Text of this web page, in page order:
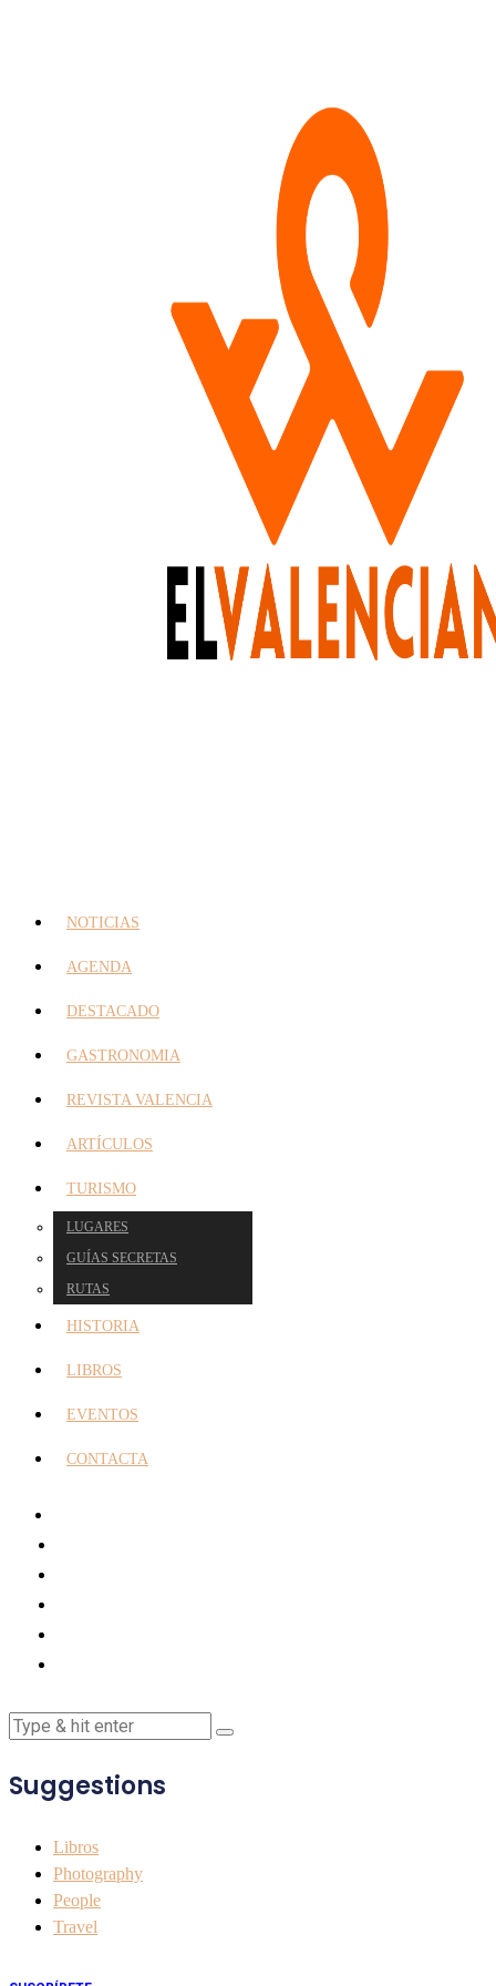
NOTICIAS
AGENDA
DESTACADO
GASTRONOMIA
REVISTA VALENCIA
ARTÍCULOS
TURISMO
LUGARES
GUÍAS SECRETAS
RUTAS
HISTORIA
LIBROS
EVENTOS
CONTACTA
Suggestions
Libros
Photography
People
Travel